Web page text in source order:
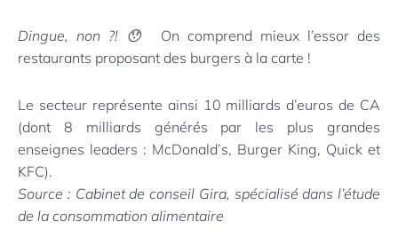
Dingue, non ?! 😯
On comprend mieux l’essor des
restaurants proposant des burgers à la carte !
Le secteur représente ainsi 10 milliards d’euros de CA
(dont 8 milliards générés par les plus grandes
enseignes leaders : McDonald’s, Burger King, Quick et
KFC).
Source : Cabinet de conseil Gira, spécialisé dans l’étude
de la consommation alimentaire